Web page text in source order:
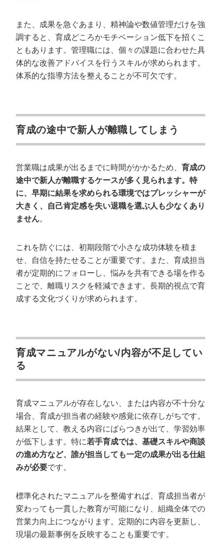
また、成果を急ぐあまり、精神論や数値管理だけを強
調すると、育成どころかモチベーション低下を招くこ
ともあります。管理職には、個々の課題に合わせた具
体的な改善アドバイスを行うスキルが求められます。
体系的な指導方法を整えることが不可欠です。
育成の途中で新人が離職してしまう
営業職は成果が出るまでに時間がかかるため、 育成の
途中で新人が離職するケースが多く見られます。特
に、早期に結果を求められる環境ではプレッシャーが
大きく、自己肯定感を失い退職を選ぶ人も少なくあり
ません。
これを防ぐには、初期段階で小さな成功体験を積ま
せ、自信を持たせることが重要です。また、育成担当
者が定期的にフォローし、悩みを共有できる場を作る
ことで、離職リスクを軽減できます。長期的視点で育
成する文化づくりが求められます。
育成マニュアルがない/内容が不足してい
る
育成マニュアルが存在しない、または内容が不十分な
場合、育成が担当者の経験や感覚に依存しがちです。
結果として、教える内容にばらつきが出て、学習効率
が低下します。特に若手育成では、基礎スキルや商談
の進め方など、誰が担当しても一定の成果が出る仕組
みが必要です。
標準化されたマニュアルを整備すれば、育成担当者が
変わっても一貫した教育が可能になり、組織全体での
営業力向上につながります。定期的に内容を更新し、
現場の最新事例を反映することも重要です。